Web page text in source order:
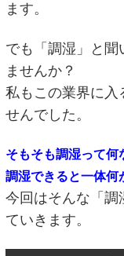
ます。
でも「調湿」と聞
ませんか？
私もこの業界に入
せんでした。
そもそも調湿って何
調湿できると一体何
今回はそんな「調
ていきます。